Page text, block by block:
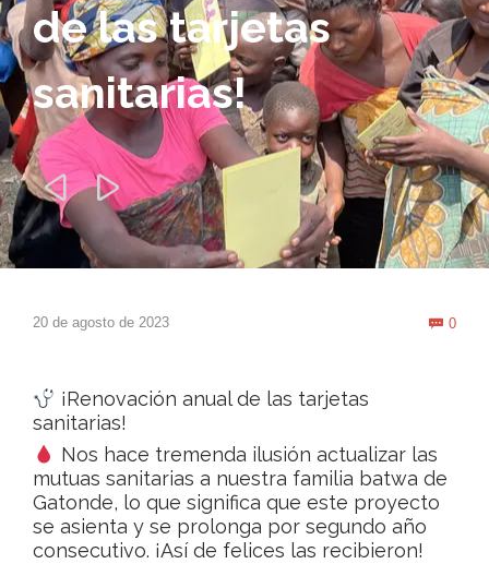
de las tarjetas
sanitarias!
 
20 de agosto de 2023  0
¡Renovación anual de las tarjetas
sanitarias!
Nos hace tremenda ilusión actualizar las
mutuas sanitarias a nuestra familia batwa de
Gatonde, lo que significa que este proyecto
se asienta y se prolonga por segundo año
consecutivo. ¡Así de felices las recibieron!